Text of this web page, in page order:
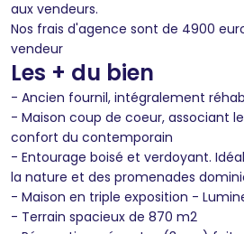
aux vendeurs.
Nos frais d'agence sont de 4900
vendeur
Les + du bien
- Ancien fournil, intégralement
- Maison coup de coeur, associant
confort du contemporain
- Entourage boisé et verdoyant.
la nature et des promenades
- Maison en triple exposition -
- Terrain spacieux de 870 m2